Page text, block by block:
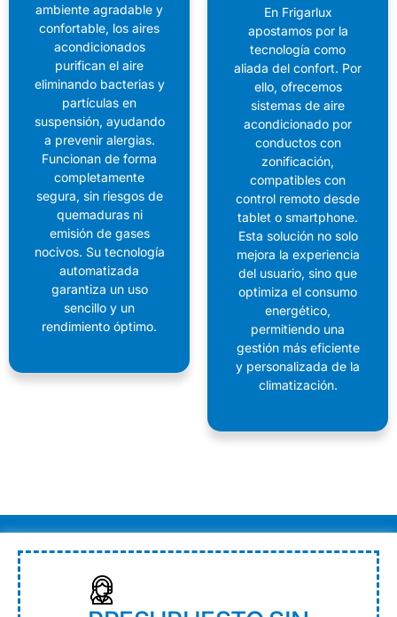
ambiente agradable y
confortable, los aires
acondicionados
purifican el aire
eliminando bacterias y
partículas en
suspensión, ayudando
a prevenir alergias.
Funcionan de forma
completamente
segura, sin riesgos de
quemaduras ni
emisión de gases
nocivos. Su tecnología
automatizada
garantiza un uso
sencillo y un
rendimiento óptimo.
En Frigarlux
apostamos por la
tecnología como
aliada del confort. Por
ello, ofrecemos
sistemas de aire
acondicionado por
conductos con
zonificación,
compatibles con
control remoto desde
tablet o smartphone.
Esta solución no solo
mejora la experiencia
del usuario, sino que
optimiza el consumo
energético,
permitiendo una
gestión más eficiente
y personalizada de la
climatización.